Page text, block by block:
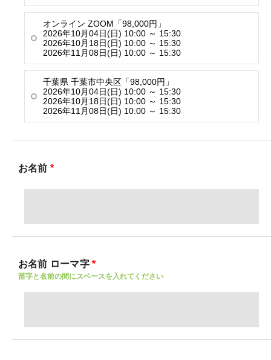
オンライン ZOOM「98,000円」
2026年10月04日(日) 10:00 ～ 15:30
2026年10月18日(日) 10:00 ～ 15:30
2026年11月08日(日) 10:00 ～ 15:30
千葉県 千葉市中央区「98,000円」
2026年10月04日(日) 10:00 ～ 15:30
2026年10月18日(日) 10:00 ～ 15:30
2026年11月08日(日) 10:00 ～ 15:30
お名前 *
お名前 ローマ字*
苗字と名前の間にスペースを入れてください